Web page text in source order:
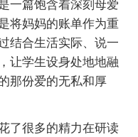
一篇饱含着深刻母爱
将妈妈的账单作为重
结合生活实际、说一
让学生设身处地地融
那份爱的无私和厚
了很多的精力在研读